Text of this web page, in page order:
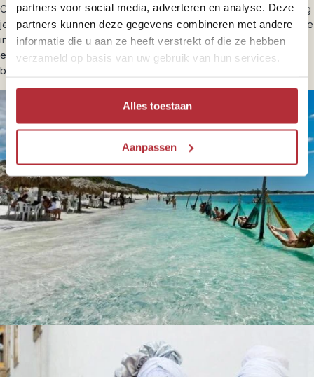
partners voor social media, adverteren en analyse. Deze
partners kunnen deze gegevens combineren met andere
informatie die u aan ze heeft verstrekt of die ze hebben
verzameld op basis van uw gebruik van hun services.
Alles toestaan
Aanpassen
Christusbeeld, maar dan nét even anders. Zo fiets je door Rio, volg
je een capoeira workshop in Salvador en ga je dieper de Amazone
in dan de meeste mensen. Onze collega’s in Brazilië zorgen voor
een onvergetelijke reis die je dichter bij de mensen en het land
brengt. Je reist individueel, maar er is altijd iemand die je helpt.